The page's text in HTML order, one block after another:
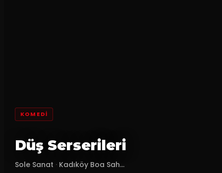
KOMEDI
Düş Serserileri
Sole Sanat · Kadıköy Boa Sah...